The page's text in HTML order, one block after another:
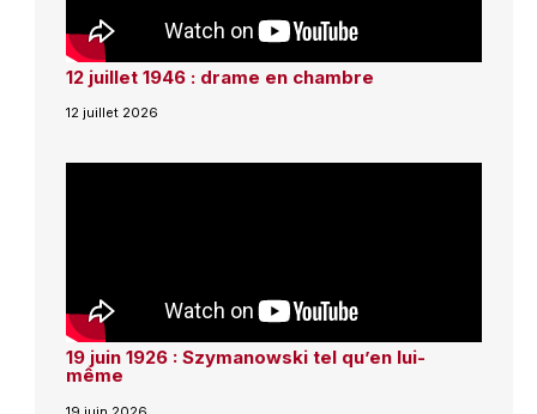
12 juillet 1946 : drame en chambre
12 juillet 2026
19 juin 1926 : Szymanowski tel qu’en lui-
même